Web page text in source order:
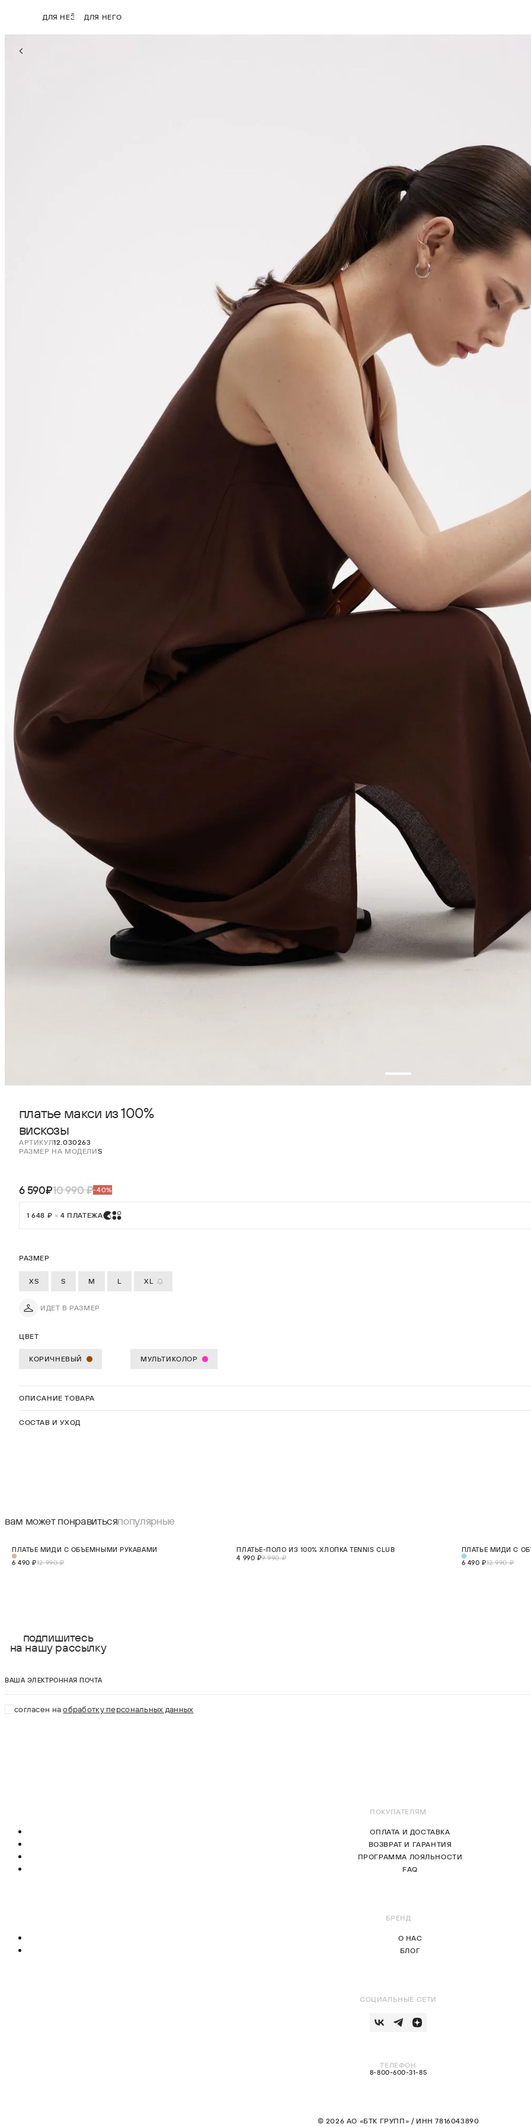
ДЛЯ НЕЁ ДЛЯ НЕГО
платье макси из 100%
вискозы
АРТИКУЛ12.030263
РАЗМЕР НА МОДЕЛИS
ОПИСАНИЕ ТОВАРА
СОСТАВ И УХОД
РАЗМЕР
XS S M L XL
ИДЕТ В РАЗМЕР
ЦВЕТ
КОРИЧНЕВЫЙ МУЛЬТИКОЛОР
6 590₽10 990 ₽-40%
1 648 ₽ × 4 ПЛАТЕЖА
вам может понравитьсяпопулярные
ХИТ
XS S M L XL
ПЛАТЬЕ МИДИ С ОБЪЕМНЫМИ РУКАВАМИ
6 490 ₽12 990 ₽
XS S M L XL
ПЛАТЬЕ-ПОЛО ИЗ 100% ХЛОПКА TENNIS CLUB
4 990 ₽9 990 ₽
ПЛАТЬЕ МИДИ С
6 490 ₽12 990 ₽
подпишитесь
на нашу рассылку
согласен наобработку персональных данных
СОЦИАЛЬНЫЕ СЕТИ
ТЕЛЕФОН
8-800-600-31-85
ПОКУПАТЕЛЯМ
ОПЛАТА И ДОСТАВКА
ВОЗВРАТ И ГАРАНТИЯ
ПРОГРАММА ЛОЯЛЬНОСТИ
FAQ
БРЕНД
О НАС
БЛОГ
© 2026 АО «БТК ГРУПП» / ИНН 7816043890